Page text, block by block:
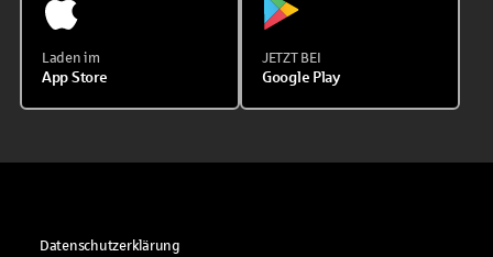
Laden im
App Store
JETZT BEI
Google Play
Datenschutzerklärung